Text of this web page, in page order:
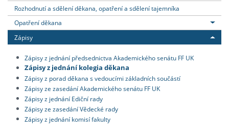
Rozhodnutí a sdělení děkana, opatření a sdělení tajemníka
Opatření děkana
Zápisy
Zápisy z jednání předsednictva Akademického senátu FF UK
Zápisy z jednání kolegia děkana
Zápisy z porad děkana s vedoucími základních součástí
Zápisy ze zasedání Akademického senátu FF UK
Zápisy z jednání Ediční rady
Zápisy ze zasedání Vědecké rady
Zápisy z jednání komisí fakulty